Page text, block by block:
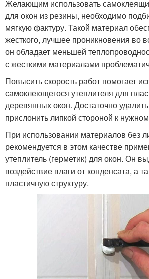
Желающим использовать
для окон из резины, необходимо
мягкую фактуру. Такой материал
жесткого, лучшее проникновения во
он обладает меньшей
с жесткими материалами
Повысить скорость работ помогает
самоклеющегося утеплителя для
деревянных окон. Достаточно
прислонить липкой стороной к
При использовании материалов без
рекомендуется в этом качестве
утеплитель (герметик) для окон. Он
воздействие влаги от конденсата, а
пластичную структуру.